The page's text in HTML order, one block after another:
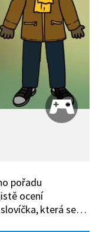
pořadu
ocení
která se